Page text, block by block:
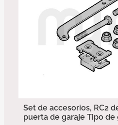
Set de accesorios, RC2
puerta de garaje Tipo de